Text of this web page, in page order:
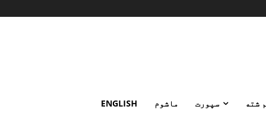
شته سپورت ماشوم ENGLISH